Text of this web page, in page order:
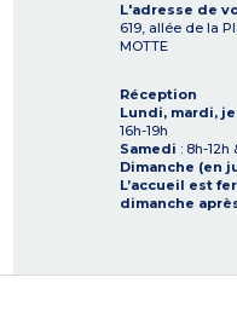
L'adresse de
619, allée de la
MOTTE
Réception
Lundi, mardi,
16h-19h
Samedi : 8h-12h
Dimanche (en
L’accueil est
dimanche